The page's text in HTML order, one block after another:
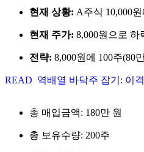
현재 상황: A주식 10,000
현재 주가: 8,000원으로 하
전략: 8,000원에 100주(80
READ 역배열 바닥주 잡기: 이
총 매입금액: 180만 원
총 보유수량: 200주